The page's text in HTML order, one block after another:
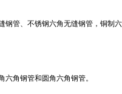
管、不锈钢六角无缝钢管，铜制六
角钢管和圆角六角钢管。